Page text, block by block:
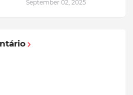
September 02, 2025